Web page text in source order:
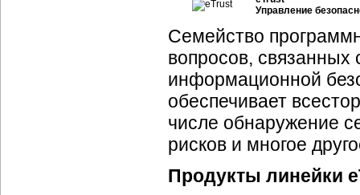
Управление
Семейство
вопросов,
информационной
обеспечивает
числе обнаружение
рисков и многое
Продукты линейки